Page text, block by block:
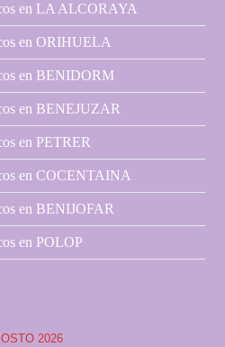
en LA ALCORAYA
en ORIHUELA
en BENIDORM
en BENEJUZAR
en PETRER
en COCENTAINA
en BENIJOFAR
en POLOP
2026